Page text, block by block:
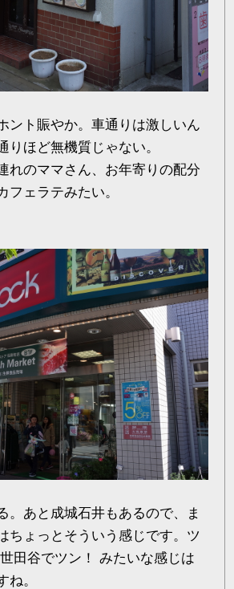
ント賑やか。車通りは激しいん
りほど無機質じゃない。
れのママさん、お年寄りの配分
フェラテみたい。
。あと成城石井もあるので、ま
ちょっとそういう感じです。ツ
田谷でツン！ みたいな感じは
ね。